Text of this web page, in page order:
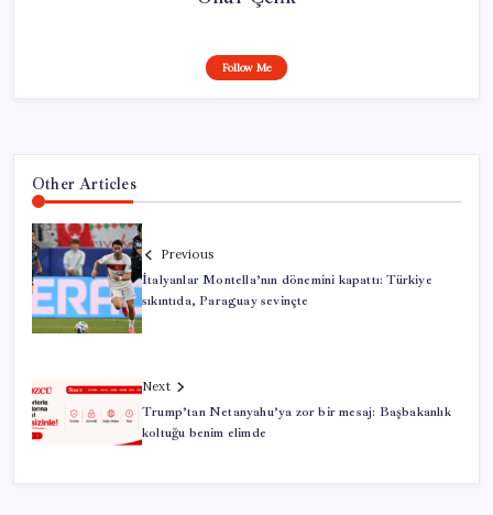
Follow Me
Other Articles
Previous
İtalyanlar Montella’nın dönemini kapattı: Türkiye
sıkıntıda, Paraguay sevinçte
Next
Trump’tan Netanyahu’ya zor bir mesaj: Başbakanlık
koltuğu benim elimde